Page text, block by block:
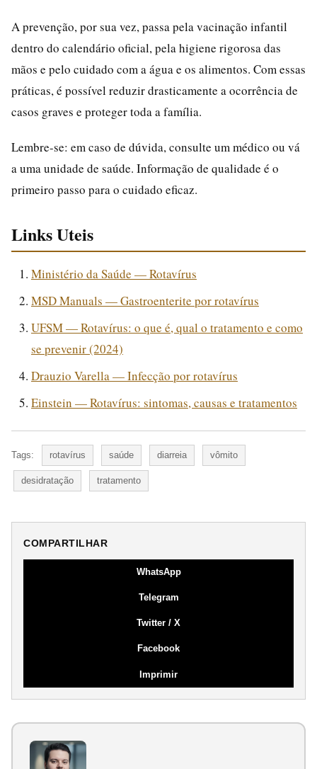
A prevenção, por sua vez, passa pela vacinação infantil
dentro do calendário oficial, pela higiene rigorosa das
mãos e pelo cuidado com a água e os alimentos. Com essas
práticas, é possível reduzir drasticamente a ocorrência de
casos graves e proteger toda a família.
Lembre-se: em caso de dúvida, consulte um médico ou vá
a uma unidade de saúde. Informação de qualidade é o
primeiro passo para o cuidado eficaz.
Links Uteis
Ministério da Saúde — Rotavírus
MSD Manuals — Gastroenterite por rotavírus
UFSM — Rotavírus: o que é, qual o tratamento e como
se prevenir (2024)
Drauzio Varella — Infecção por rotavírus
Einstein — Rotavírus: sintomas, causas e tratamentos
Tags: rotavírus saúde diarreia vômito
desidratação tratamento
COMPARTILHAR
WhatsApp
Telegram
Twitter / X
Facebook
Imprimir